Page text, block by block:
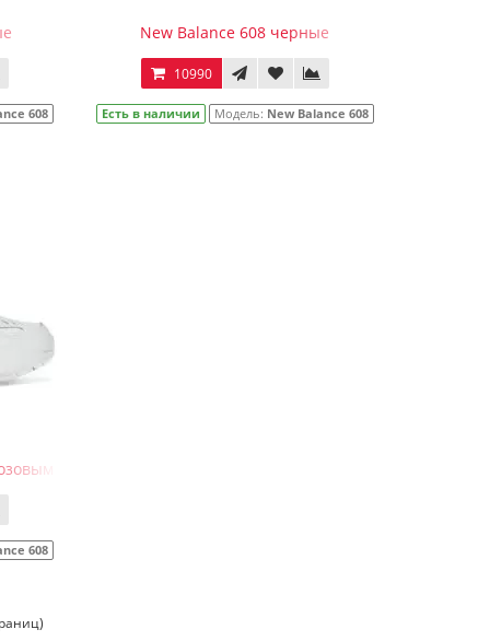
608
New Balance 608 черные
10990
Есть в наличии Модель: New Balance 608
608